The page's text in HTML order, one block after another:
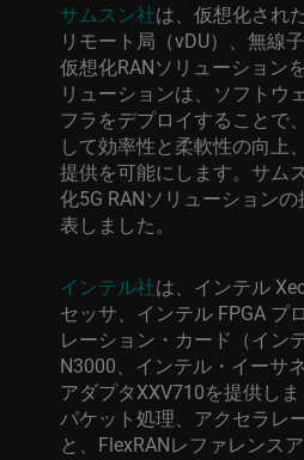
サムスン社は、仮想化され
リモート局（vDU）、無線
仮想化RANソリューション
リューションは、ソフトウ
フラをデプロイすることで
して効率性と柔軟性の向上
提供を可能にします。サム
化5G RANソリューション
表しました。
インテル社は、インテル
セッサ、インテル FPGA プ
レーション・カード（インテ
N3000、インテル・イーサ
アダプタXXV710を提供しま
パケット処理、アクセラレ
と、FlexRANレファレンス